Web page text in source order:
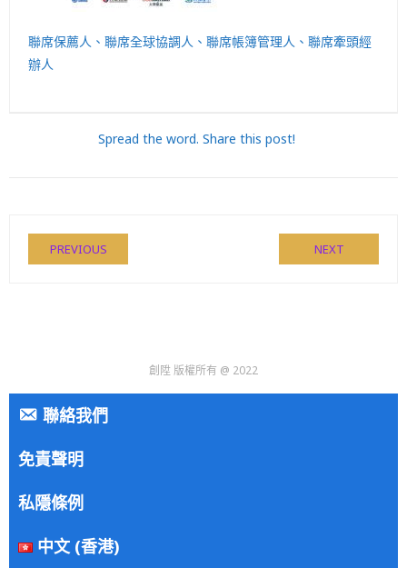
聯席保薦人、聯席全球協調人、聯席帳簿管理人、聯席牽頭經
辦人
Spread the word. Share this post!
PREVIOUS NEXT
創陞 版權所有 @ 2022
聯絡我們
免責聲明
私隱條例
中文 (香港)